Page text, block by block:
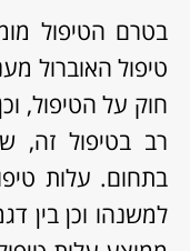
בטרם הטיפול
טיפול האוברול
חוק על הטיפול,
רב בטיפול זה,
בתחום. עלות
למשנהו וכן בין